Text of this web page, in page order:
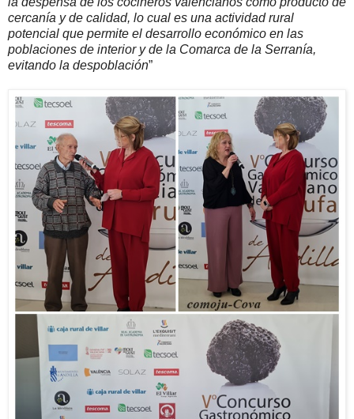
cercanía y de calidad, lo cual es una actividad rural
potencial que permite el desarrollo económico en las
poblaciones de interior y de la Comarca de la Serranía,
evitando la despoblación”